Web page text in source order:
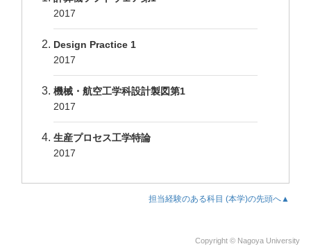
2017
Design Practice 1
2017
機械・航空工学科設計製図第1
2017
生産プロセス工学特論
2017
担当経験のある科目 (本学)の先頭へ▲
Copyright © Nagoya University